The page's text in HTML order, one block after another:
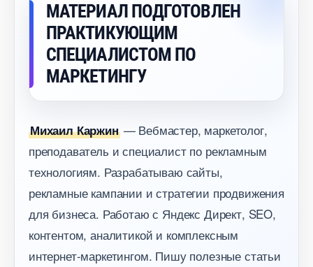
МАТЕРИАЛ ПОДГОТОВЛЕН
ПРАКТИКУЮЩИМ
СПЕЦИАЛИСТОМ ПО
МАРКЕТИНГУ
Михаил Каржин— Вебмастер, маркетолог,
преподаватель и специалист по рекламным
технологиям. Разрабатываю сайты,
рекламные кампании и стратегии продвижения
для бизнеса. Работаю с Яндекс Директ, SEO,
контентом, аналитикой и комплексным
интернет-маркетингом. Пишу полезные статьи